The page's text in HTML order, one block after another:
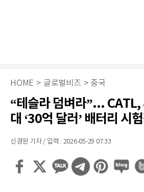
HOME > 글로벌비즈 > 중국
“테슬라 덤벼라”... CATL,
대 ‘30억 달러’ 배터리 시
신경원 기자 / 입력 : 2026-05-29 07:33